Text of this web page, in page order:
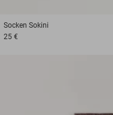
Socken Sokini
25 €